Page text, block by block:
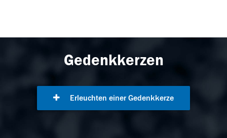
Gedenkkerzen
Erleuchten einer Gedenkkerze